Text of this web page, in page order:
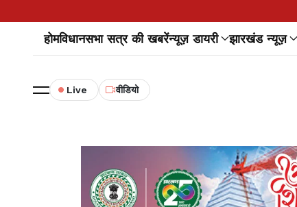
होमविधानसभा सत्र की खबरेंन्यूज़ डायरी झारखंड न्यूज़
Live वीडियो